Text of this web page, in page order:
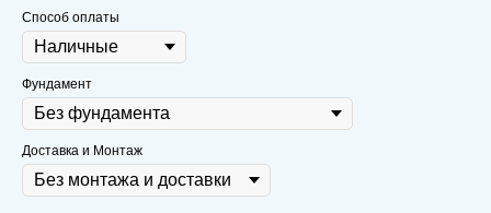
Способ оплаты
Фундамент
Доставка и Монтаж